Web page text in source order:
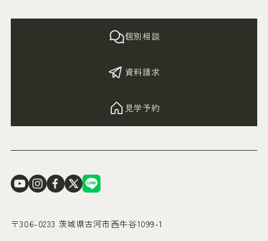
〒306-0233 茨城県古河市西牛谷1099-1
個別相談
資料請求
見学予約